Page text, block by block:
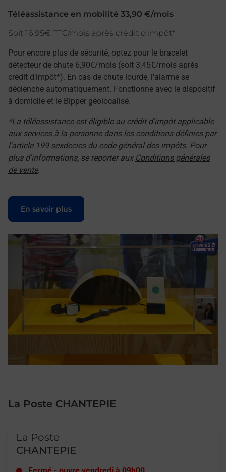
Téléassistance en mobilité 33,90 €/mois
Soit 16,95€ TTC/mois après crédit d'impôt*
Pour encore plus de sécurité, optez pour le bracelet
détecteur de chute 6,90€/mois (soit 3,45€/mois après
crédit d'impôt*). En cas de chute lourde, l'alarme se
déclenche automatiquement. Fonctionne avec le dispositif
à domicile et le Bipper géolocalisé.
*La téléassistance est éligible au crédit d'impôt applicable
aux services à la personne dans les conditions définies par
l'article 199 sexdecies du code général des impôts. Pour
plus d'informations, se reporter aux Conditions générales
de vente.
En savoir plus
Le lien s'ouvre dans un nouvel onglet
La Poste CHANTEPIE
La Poste
CHANTEPIE